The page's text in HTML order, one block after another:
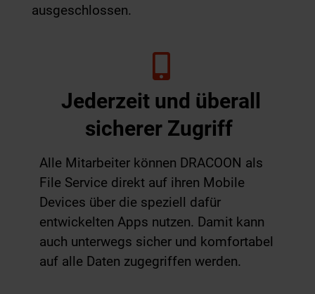
ausgeschlossen.
Jederzeit und überall
sicherer Zugriff
Alle Mitarbeiter können DRACOON als
File Service direkt auf ihren Mobile
Devices über die speziell dafür
entwickelten Apps nutzen. Damit kann
auch unterwegs sicher und komfortabel
auf alle Daten zugegriffen werden.